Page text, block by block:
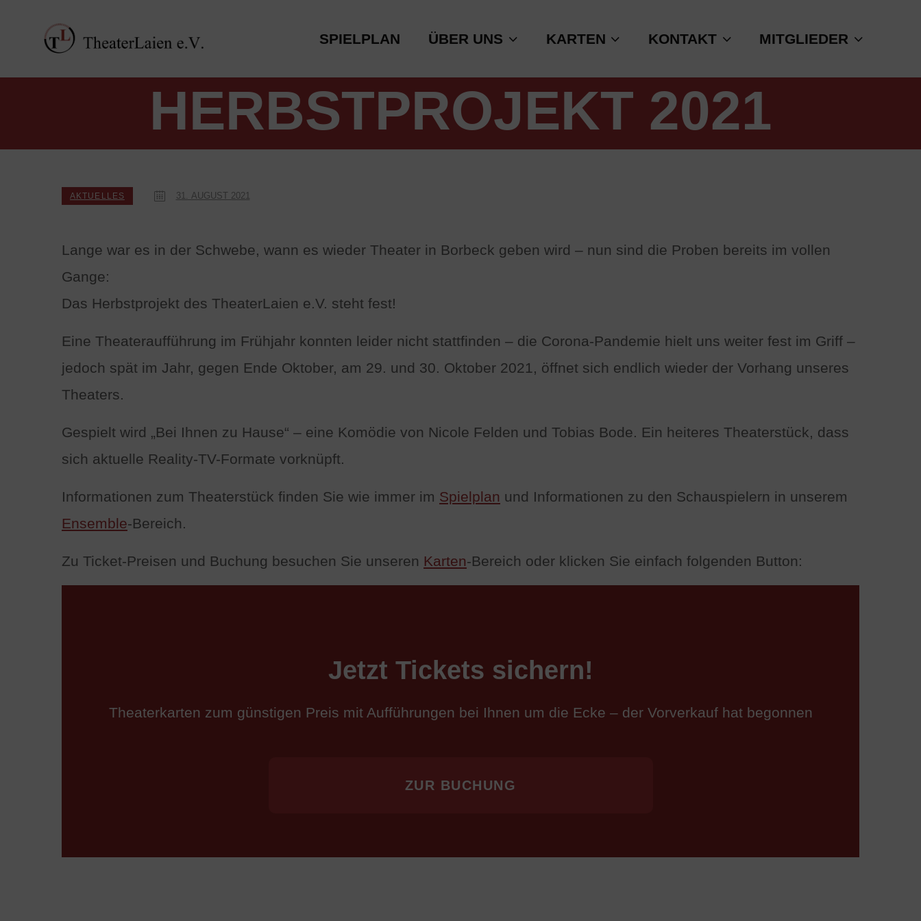
SPIELPLAN ÜBER UNS KARTEN KONTAKT MITGLIEDER
HERBSTPROJEKT 2021
AKTUELLES 31. AUGUST 2021
Lange war es in der Schwebe, wann es wieder Theater in Borbeck geben wird – nun sind die Proben bereits im vollen
Gange:
Das Herbstprojekt des TheaterLaien e.V. steht fest!
Eine Theateraufführung im Frühjahr konnten leider nicht stattfinden – die Corona-Pandemie hielt uns weiter fest im Griff –
jedoch spät im Jahr, gegen Ende Oktober, am 29. und 30. Oktober 2021, öffnet sich endlich wieder der Vorhang unseres
Theaters.
Gespielt wird „Bei Ihnen zu Hause“ – eine Komödie von Nicole Felden und Tobias Bode. Ein heiteres Theaterstück, dass
sich aktuelle Reality-TV-Formate vorknüpft.
Informationen zum Theaterstück finden Sie wie immer im Spielplan und Informationen zu den Schauspielern in unserem
Ensemble-Bereich.
Zu Ticket-Preisen und Buchung besuchen Sie unseren Karten-Bereich oder klicken Sie einfach folgenden Button:
Jetzt Tickets sichern!
Theaterkarten zum günstigen Preis mit Aufführungen bei Ihnen um die Ecke – der Vorverkauf hat begonnen
ZUR BUCHUNG